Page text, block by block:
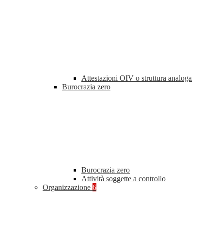
Attestazioni OIV o struttura analoga
Burocrazia zero
Burocrazia zero
Attività soggette a controllo
Organizzazione 6